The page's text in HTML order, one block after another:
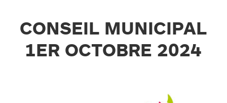
CONSEIL MUNICIPAL
1ER OCTOBRE 2024